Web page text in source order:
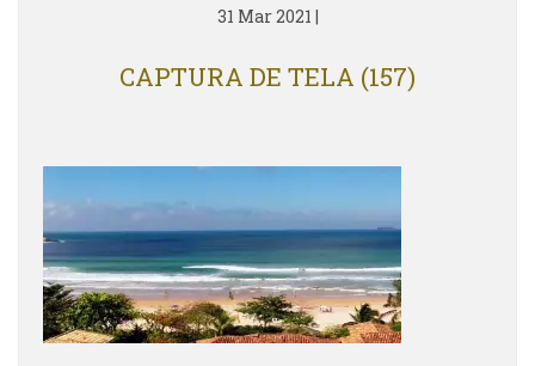
31 Mar 2021 |
CAPTURA DE TELA (157)